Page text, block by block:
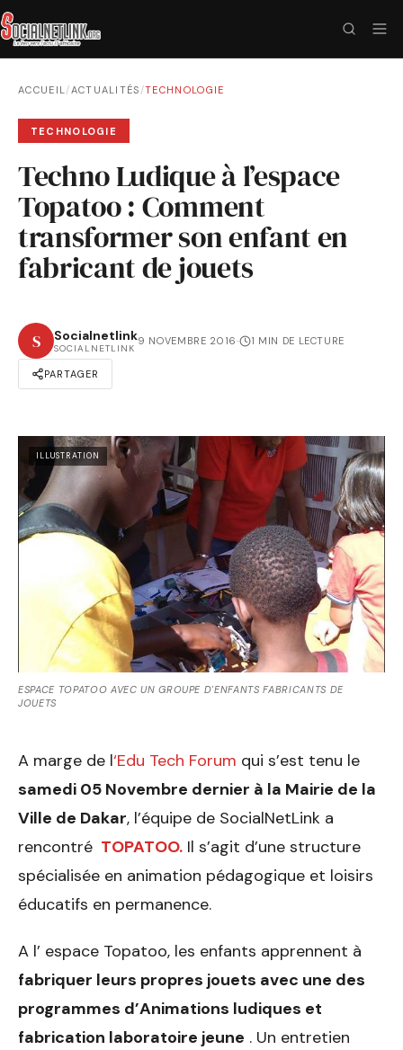
ACCUEIL/ACTUALITÉS /TECHNOLOGIE
TECHNOLOGIE
Techno Ludique à l’espace
Topatoo : Comment
transformer son enfant en
fabricant de jouets
S Socialnetlink
SOCIALNETLINK
9 NOVEMBRE 2016· 1 MIN DE LECTURE
PARTAGER
ILLUSTRATION
ESPACE TOPATOO AVEC UN GROUPE D'ENFANTS FABRICANTS DE
JOUETS
A marge de l‘Edu Tech Forum qui s’est tenu le
samedi 05 Novembre dernier à la Mairie de la
Ville de Dakar, l’équipe de SocialNetLink a
rencontré TOPATOO. Il s’agit d’une structure
spécialisée en animation pédagogique et loisirs
éducatifs en permanence.
A l’ espace Topatoo, les enfants apprennent à
fabriquer leurs propres jouets avec une des
programmes d’Animations ludiques et
fabrication laboratoire jeune . Un entretien